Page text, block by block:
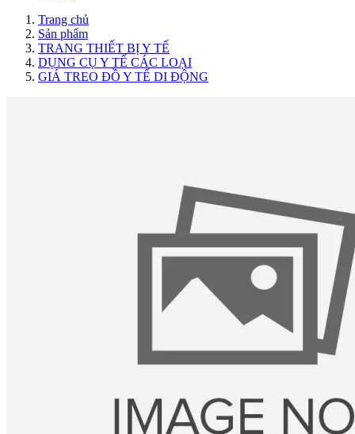
Trang chủ
Sản phẩm
TRANG THIẾT BỊ Y TẾ
DỤNG CỤ Y TẾ CÁC LOẠI
GIÁ TREO ĐỒ Y TẾ DI ĐỘNG